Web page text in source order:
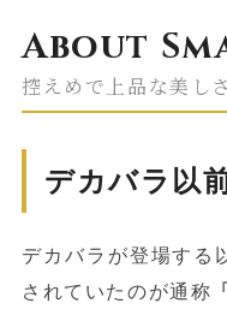
About
控えめで上品な美しさ
デカバラ以
デカバラが登場する
されていたのが通称